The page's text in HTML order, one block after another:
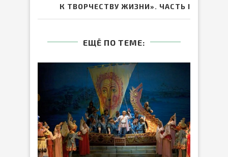
К ТВОРЧЕСТВУ ЖИЗНИ». ЧАСТЬ I
ЕЩЁ ПО ТЕМЕ: